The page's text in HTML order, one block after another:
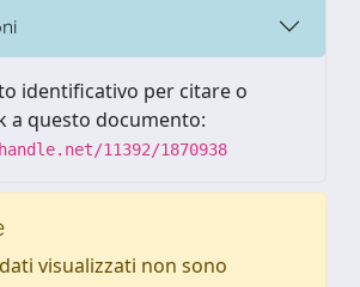
identificativo per citare o
a questo documento:
11392/1870938
visualizzati non sono